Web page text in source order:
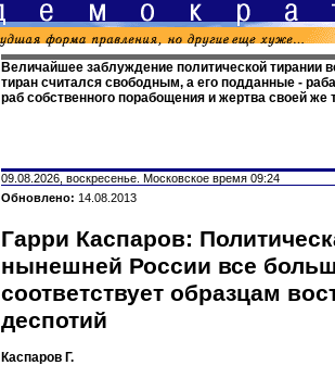
Величайшее заблуждение политической тирании
тиран считался свободным, а его подданные -
раб собственного порабощения и жертва своей же
09.08.2026, воскресенье. Московское время 09:24
Обновлено: 14.08.2013
Гарри Каспаров:
нынешней России все
соответствует образцам
деспотий
Каспаров Г.